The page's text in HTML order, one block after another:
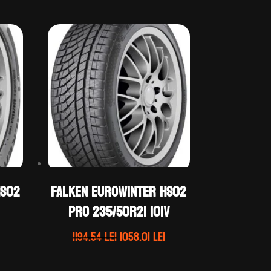
Falken EUROWINTER HS02
PRO 235/50R21 101V
1194.54leiPrețul
1058.01leiPrețul